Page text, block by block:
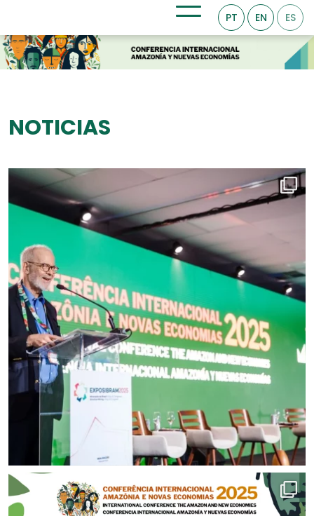
PT EN ES
NOTICIAS